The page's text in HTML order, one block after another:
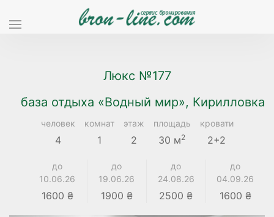
Люкс №177
база отдыха «Водный мир», Кирилловка
человек
4
комнат
1
этаж
2
площадь
30 м2
кровати
2+2
до
10.06.26
1600 ₴
до
19.06.26
1900 ₴
до
24.08.26
2500 ₴
до
04.09.26
1600 ₴